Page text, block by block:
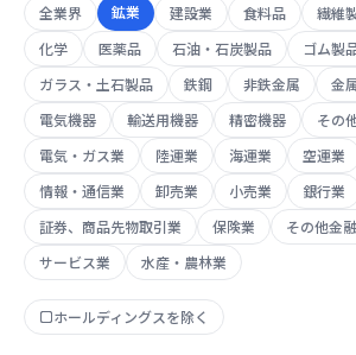
全業界 鉱業 建設業 食料品 繊維
化学
医薬品 石油・石炭製品
ゴム製
ガラス・土石製品
鉄鋼 非鉄金属 金
電気機器
輸送用機器 精密機器
その
電気・ガス業
陸運業 海運業 空運業
情報・通信業
卸売業 小売業
銀行業
証券、商品先物取引業
保険業 その他金
サービス業
水産・農林業
ホールディングスを除く